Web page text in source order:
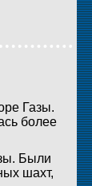
Газы.
более
Были
шахт,